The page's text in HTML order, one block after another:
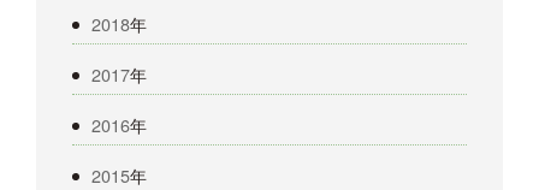
2018年
2017年
2016年
2015年